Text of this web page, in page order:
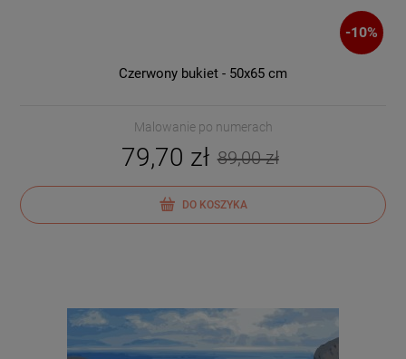
-10%
Czerwony bukiet - 50x65 cm
Malowanie po numerach
79,70 zł 89,00 zł
DO KOSZYKA